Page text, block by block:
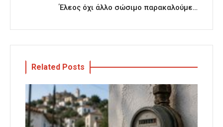
Έλεος όχι άλλο σώσιμο παρακαλούμε…
Related Posts